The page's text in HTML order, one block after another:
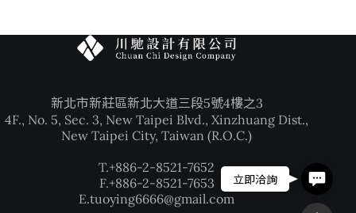
新北市新莊區新北大道三段5號4樓之3
4F., No. 5, Sec. 3, New Taipei Blvd., Xinzhuang Dist.,
New Taipei City, Taiwan (R.O.C.)
T.+886-2-8521-7652
F.+886-2-8521-7653
E.tuoying6666@gmail.com
立即洽詢